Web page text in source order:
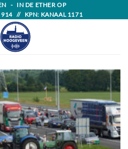
- IN DE ETHER OP
// KPN: KANAAL 1171